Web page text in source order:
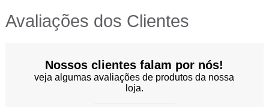
Avaliações dos Clientes
Nossos clientes falam por nós!
veja algumas avaliações de produtos da nossa
loja.